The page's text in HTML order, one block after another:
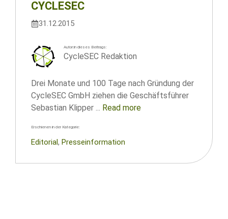
CYCLESEC
31.12.2015
Autor:in dieses Beitrags:
CycleSEC Redaktion
Drei Monate und 100 Tage nach Gründung der
CycleSEC GmbH ziehen die Geschäftsführer
Sebastian Klipper ... Read more
Erschienen in der Kategorie:
Editorial, Presseinformation